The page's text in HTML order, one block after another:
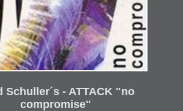
Schuller´s - ATTACK "no
compromise"